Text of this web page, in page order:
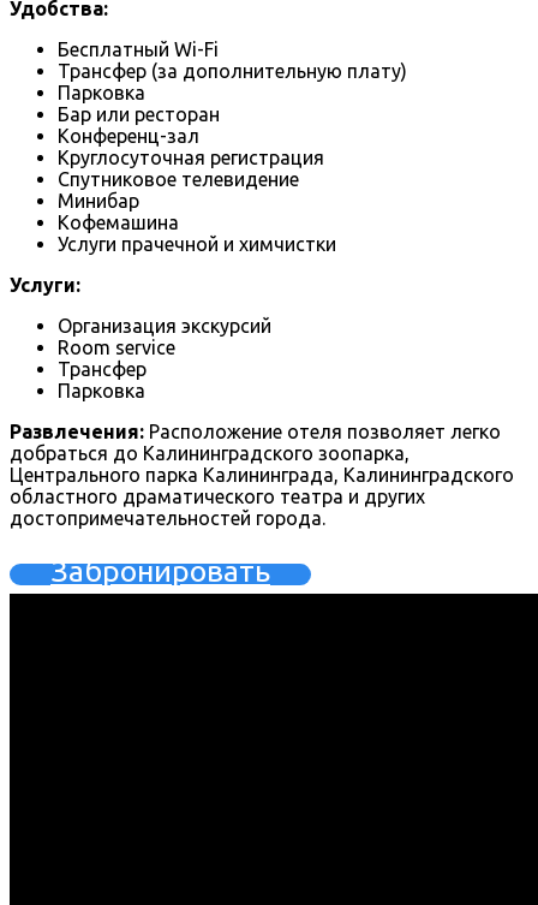
Удобства:
Бесплатный Wi-Fi
Трансфер (за дополнительную плату)
Парковка
Бар или ресторан
Конференц-зал
Круглосуточная регистрация
Спутниковое телевидение
Минибар
Кофемашина
Услуги прачечной и химчистки
Услуги:
Организация экскурсий
Room service
Трансфер
Парковка
Развлечения: Расположение отеля позволяет легко
добраться до Калининградского зоопарка,
Центрального парка Калининграда, Калининградского
областного драматического театра и других
достопримечательностей города.
Забронировать